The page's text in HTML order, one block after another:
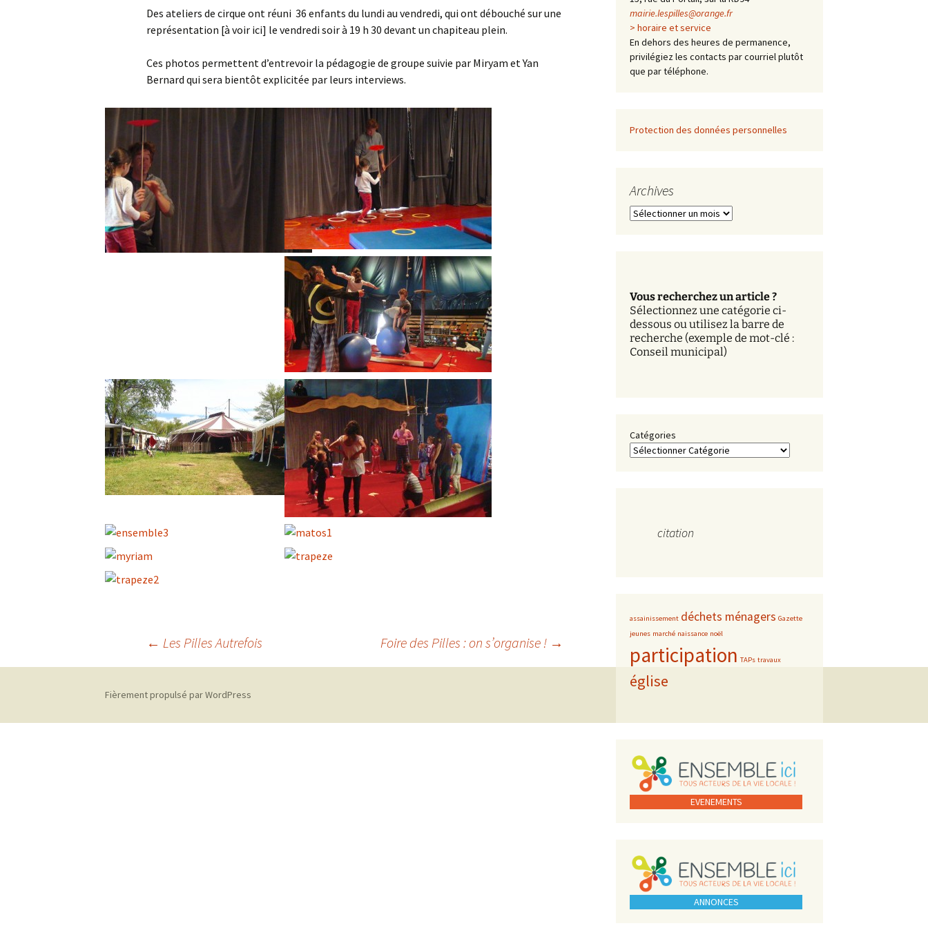
Arrêtés
Prévention
Des ateliers de cirque ont réuni 36 enfants du lundi au vendredi, qui ont débouché sur une
représentation [à voir ici] le vendredi soir à 19 h 30 devant un chapiteau plein.
Ces photos permettent d’entrevoir la pédagogie de groupe suivie par Miryam et Yan
Bernard qui sera bientôt explicitée par leurs interviews.
Navigation
des
← Les Pilles Autrefois Foire des Pilles : on s’organise ! →
mairie.lespilles@orange.fr
> horaire et service
En dehors des heures de permanence,
privilégiez les contacts par courriel plutôt
que par téléphone.
Protection des données personnelles
Archives
A
e
s
Vous recherchez un article ?
Sélectionnez une catégorie ci-
dessous ou utilisez la barre de
recherche (exemple de mot-clé :
Conseil municipal)
Catégories
citation
assainissement déchets ménagers Gazette
jeunes marché naissance noël
participation TAPs travaux
église
EVENEMENTS
ANNONCES
Fièrement propulsé par WordPress